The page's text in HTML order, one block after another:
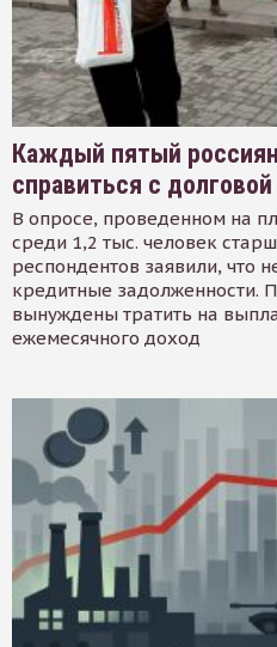
Каждый пятый
справиться с долговой
В опросе, проведенном на
среди 1,2 тыс. человек
респондентов заявили, что
кредитные задолженности.
вынуждены тратить на
ежемесячного доход